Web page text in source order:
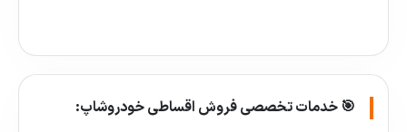
🎯 خدمات تخصصی فروش اقساطی خودروشاپ: